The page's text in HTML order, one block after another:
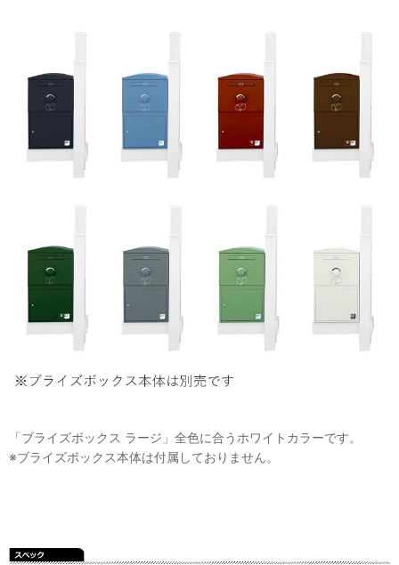
「ブライズボックス ラージ」全色に合うホワイトカラーです。
※ブライズボックス本体は付属しておりません。